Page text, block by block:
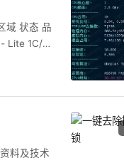
域 状态 品
Lite 1C/51
料及技术